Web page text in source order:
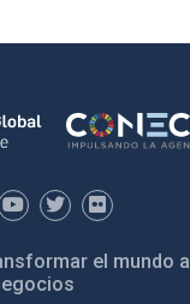
el mundo a